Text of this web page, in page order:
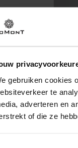
gebruiken cookies
te
adverteren en
of die ze